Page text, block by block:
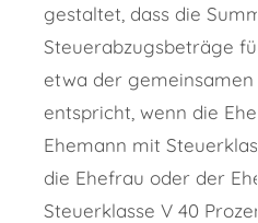
gestaltet, dass die
Steuerabzugsbeträge
etwa der gemeinsamen
entspricht, wenn die
Ehemann mit
die Ehefrau oder der
Steuerklasse V 40